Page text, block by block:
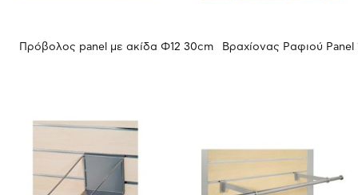
Πρόβολος panel με ακίδα Φ12 30cm Βραχίονας Ραφιού Panel